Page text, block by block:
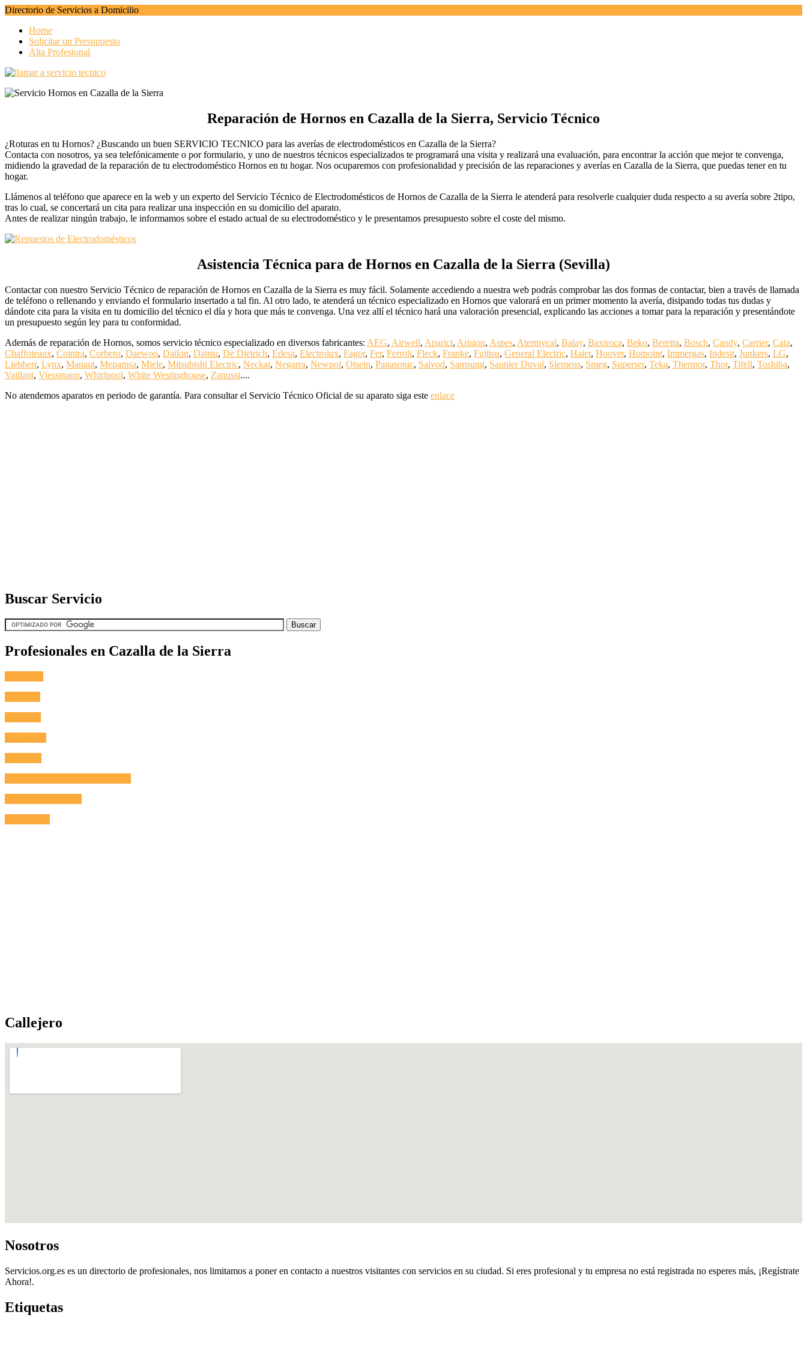
Directorio de Servicios a Domicilio
Home
Solicitar un Presupuesto
Alta Profesional
Reparación de Hornos en Cazalla de la Sierra, Servicio Técnico
¿Roturas en tu Hornos? ¿Buscando un buen SERVICIO TECNICO para las averías de electrodomésticos en Cazalla de la Sierra?
Contacta con nosotros, ya sea telefónicamente o por formulario, y uno de nuestros técnicos especializados te programará una visita y realizará una evaluación, para encontrar la acción que mejor te convenga,
midiendo la gravedad de la reparación de tu electrodoméstico Hornos en tu hogar. Nos ocuparemos con profesionalidad y precisión de las reparaciones y averías en Cazalla de la Sierra, que puedas tener en tu
hogar.
Llámenos al teléfono que aparece en la web y un experto del Servicio Técnico de Electrodomésticos de Hornos de Cazalla de la Sierra le atenderá para resolverle cualquier duda respecto a su avería sobre 2tipo,
tras lo cual, se concertará un cita para realizar una inspección en su domicilio del aparato.
Antes de realizar ningún trabajo, le informamos sobre el estado actual de su electrodoméstico y le presentamos presupuesto sobre el coste del mismo.
Asistencia Técnica para de Hornos en Cazalla de la Sierra (Sevilla)
Contactar con nuestro Servicio Técnico de reparación de Hornos en Cazalla de la Sierra es muy fácil. Solamente accediendo a nuestra web podrás comprobar las dos formas de contactar, bien a través de llamada
de teléfono o rellenando y enviando el formulario insertado a tal fin. Al otro lado, te atenderá un técnico especializado en Hornos que valorará en un primer momento la avería, disipando todas tus dudas y
dándote cita para la visita en tu domicilio del técnico el día y hora que más te convenga. Una vez allí el técnico hará una valoración presencial, explicando las acciones a tomar para la reparación y presentándote
un presupuesto según ley para tu conformidad.
Además de reparación de Hornos, somos servicio técnico especializado en diversos fabricantes: AEG, Airwell, Aparici, Ariston, Aspes, Atermycal, Balay, Baxiroca, Beko, Beretta, Bosch, Candy, Carrier, Cata,
Chaffoteaux, Cointra, Corbero, Daewoo, Daikin, Daitsu, De Dietrich, Edesa, Electrolux, Fagor, Fer, Ferroli, Fleck, Franke, Fujitsu, General Electric, Haier, Hoover, Hotpoint, Immergas, Indesit, Junkers, LG,
Liebherr, Lynx, Manaut, Mepamsa, Miele, Mitsubishi Electric, Neckar, Negarra, Newpol, Otsein, Panasonic, Saivod, Samsung, Saunier Duval, Siemens, Smeg, Superser, Teka, Thermor, Thor, Tifell, Toshiba,
Vaillant, Viessmann, Whirlpool, White Westinghouse, Zanussi....
No atendemos aparatos en periodo de garantía. Para consultar el Servicio Técnico Oficial de su aparato siga este enlace
Buscar Servicio
Profesionales en Cazalla de la Sierra
Callejero
Nosotros
Servicios.org.es es un directorio de profesionales, nos limitamos a poner en contacto a nuestros visitantes con servicios en su ciudad. Si eres profesional y tu empresa no está registrada no esperes más, ¡Regístrate
Ahora!.
Etiquetas